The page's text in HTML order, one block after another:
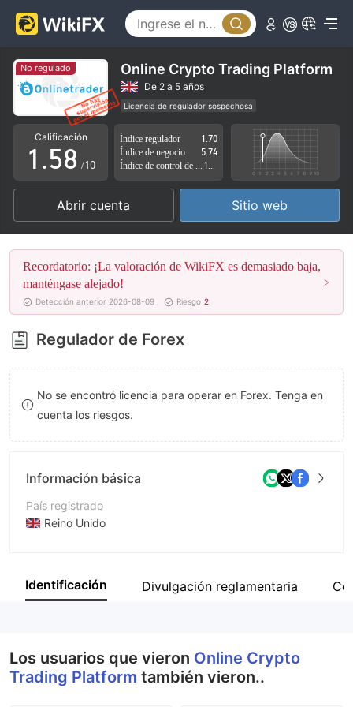
No regulado Online Crypto Trading Platform
De 2 a 5 años
Licencia de regulador sospechosa
Zona de negocio sospechoso
Riesgo potencial alto
Calificación
0
1
2
3
4
5
6
7
8
9
.
1
2
3
4
5
6
7
8
9
4
5
6
7
8
9
/10
Índice regulador
1.70
Índice de negocio
5.74
Abrir cuenta Sitio web
Recordatorio: ¡La valoración de WikiFX es demasiado baja,
manténgase alejado!
Detección anterior 2026-08-09 Riesgo 2
Regulador de Forex
No se encontró licencia para operar en Forex. Tenga en
cuenta los riesgos.
Información básica
País registrado
Reino Unido
Empresa
Identificación Divulgación reglamentaria
Los usuarios que vieron Online Crypto
Trading Platform también vieron..